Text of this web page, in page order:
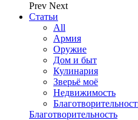
Prev Next
Статьи
All
Армия
Оружие
Дом и быт
Кулинария
Зверьё моё
Недвижимость
Благотворительность